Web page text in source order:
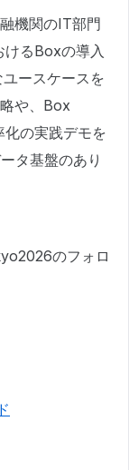
機関のIT部門
けるBoxの導入
ースケースを
や、Box
の実践デモを
タ基盤のあり
のフォロ